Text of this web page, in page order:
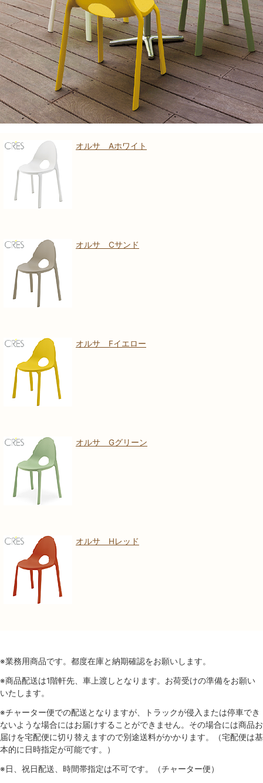
オルサ Aホワイト
オルサ Cサンド
オルサ Fイエロー
オルサ Gグリーン
オルサ Hレッド
※業務用商品です。都度在庫と納期確認をお願いします。
※商品配送は1階軒先、車上渡しとなります。お荷受けの準備をお願い
いたします。
※チャーター便での配送となりますが、トラックが侵入または停車でき
ないような場合にはお届けすることができません。その場合には商品お
届けを宅配便に切り替えますので別途送料がかかります。（宅配便は基
本的に日時指定が可能です。）
※日、祝日配送、時間帯指定は不可です。（チャーター便）